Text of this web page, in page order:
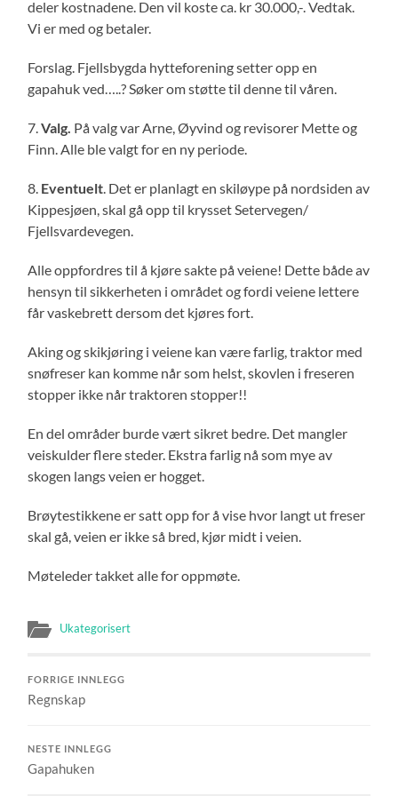
deler kostnadene. Den vil koste ca. kr 30.000,-. Vedtak.
Vi er med og betaler.
Forslag. Fjellsbygda hytteforening setter opp en
gapahuk ved…..? Søker om støtte til denne til våren.
7.Valg. På valg var Arne, Øyvind og revisorer Mette og
Finn. Alle ble valgt for en ny periode.
8. Eventuelt . Det er planlagt en skiløype på nordsiden av
Kippesjøen, skal gå opp til krysset Setervegen/
Fjellsvardevegen.
Alle oppfordres til å kjøre sakte på veiene! Dette både av
hensyn til sikkerheten i området og fordi veiene lettere
får vaskebrett dersom det kjøres fort.
Aking og skikjøring i veiene kan være farlig, traktor med
snøfreser kan komme når som helst, skovlen i freseren
stopper ikke når traktoren stopper!!
En del områder burde vært sikret bedre. Det mangler
veiskulder flere steder. Ekstra farlig nå som mye av
skogen langs veien er hogget.
Brøytestikkene er satt opp for å vise hvor langt ut freser
skal gå, veien er ikke så bred, kjør midt i veien.
Møteleder takket alle for oppmøte.
Ukategorisert
FORRIGE INNLEGG
Regnskap
NESTE INNLEGG
Gapahuken